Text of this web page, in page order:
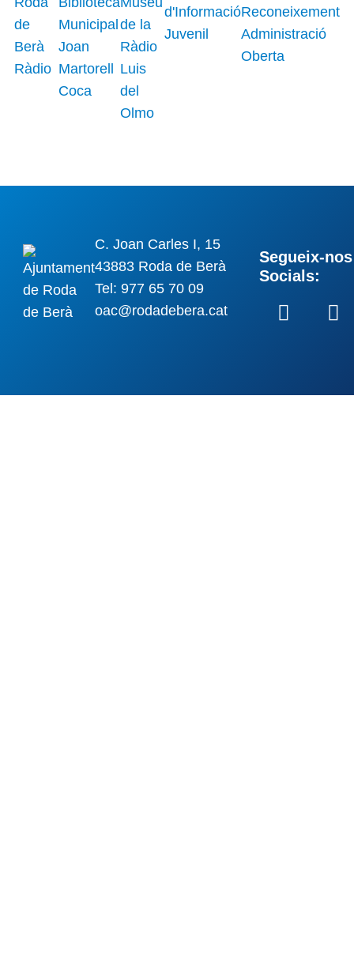
C. Joan Carles I, 15
43883 Roda de Berà
Tel: 977 65 70 09
oac@rodadebera.cat
Segueix-
Socials: